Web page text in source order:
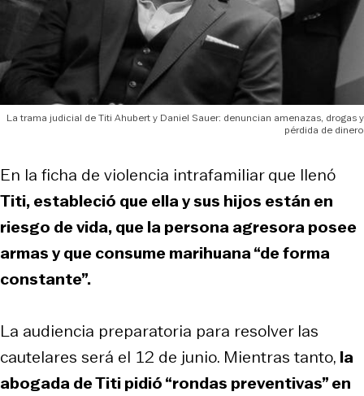
La trama judicial de Titi Ahubert y Daniel Sauer: denuncian amenazas, drogas y
pérdida de dinero
En la ficha de violencia intrafamiliar que llenó
Titi, estableció que ella y sus hijos están en
riesgo de vida, que la persona agresora posee
armas y que consume marihuana “de forma
constante”.
La audiencia preparatoria para resolver las
cautelares será el 12 de junio. Mientras tanto, la
abogada de Titi pidió “rondas preventivas” en